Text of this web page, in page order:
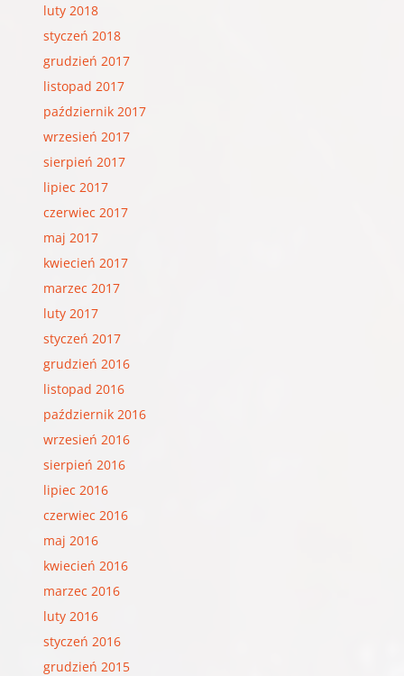
luty 2018
styczeń 2018
grudzień 2017
listopad 2017
październik 2017
wrzesień 2017
sierpień 2017
lipiec 2017
czerwiec 2017
maj 2017
kwiecień 2017
marzec 2017
luty 2017
styczeń 2017
grudzień 2016
listopad 2016
październik 2016
wrzesień 2016
sierpień 2016
lipiec 2016
czerwiec 2016
maj 2016
kwiecień 2016
marzec 2016
luty 2016
styczeń 2016
grudzień 2015